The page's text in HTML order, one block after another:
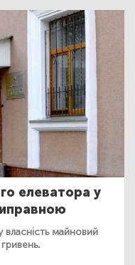
елеватора у
майновий